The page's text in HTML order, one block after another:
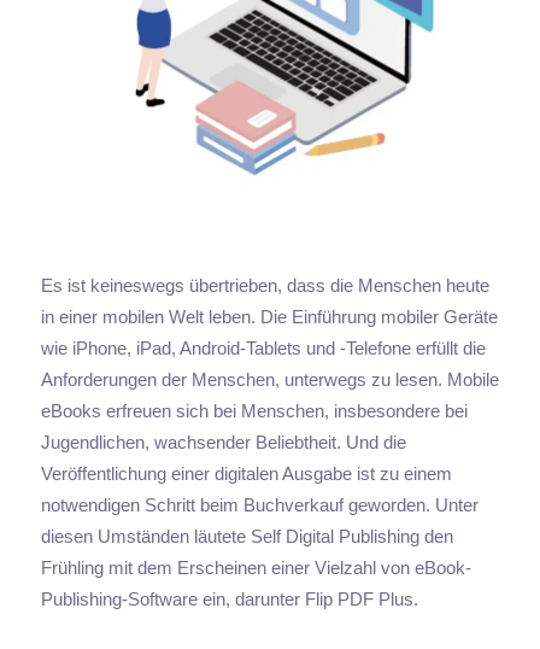
Es ist keineswegs übertrieben, dass die Menschen heute
in einer mobilen Welt leben. Die Einführung mobiler Geräte
wie iPhone, iPad, Android-Tablets und -Telefone erfüllt die
Anforderungen der Menschen, unterwegs zu lesen. Mobile
eBooks erfreuen sich bei Menschen, insbesondere bei
Jugendlichen, wachsender Beliebtheit. Und die
Veröffentlichung einer digitalen Ausgabe ist zu einem
notwendigen Schritt beim Buchverkauf geworden. Unter
diesen Umständen läutete Self Digital Publishing den
Frühling mit dem Erscheinen einer Vielzahl von eBook-
Publishing-Software ein, darunter Flip PDF Plus.